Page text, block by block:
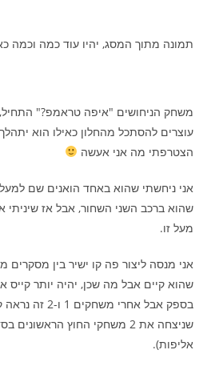
תמונה מתוך המסג, יהיו עוד כמה וכמה
משחק הניחושים "איפה טראמפ?"
עוצרים להסתכל מהחלון כאילו הוא
הצטרפתי מה אני אעשה
אני ניחשתי שהוא באחד הואנים שם
שהוא ברכב השני השחור, אבל אז שיניתי
מעל זו.
אני מנסה ליצור פה קו ישיר בין מסקרים
שהוא קיים אבל מה שכן, יהיה יותר קייס
בספק אבל אחרי
שניצחה את 2 משחקי החוץ
אליפות).